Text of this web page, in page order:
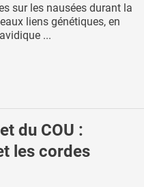
sur les nausées durant la
liens génétiques, en
...
du COU :
les cordes